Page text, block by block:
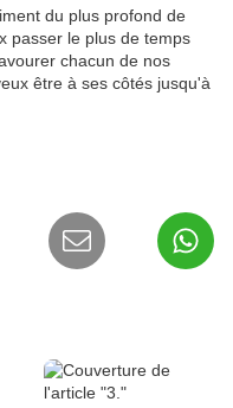
du plus profond de
passer le plus de temps
chacun de nos
être à ses côtés jusqu'à